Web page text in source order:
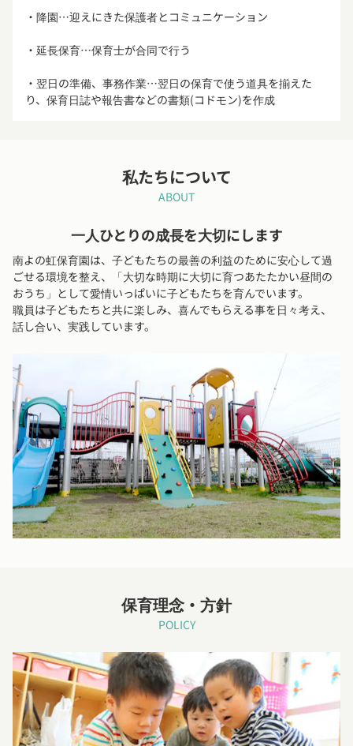
・降園…迎えにきた保護者とコミュニケーション
・延長保育…保育士が合同で行う
・翌日の準備、事務作業…翌日の保育で使う道具を揃えた
り、保育日誌や報告書などの書類(コドモン)を作成
私たちについて
ABOUT
一人ひとりの成長を大切にします
南よの虹保育園は、子どもたちの最善の利益のために安心して過
ごせる環境を整え、「大切な時期に大切に育つあたたかい昼間の
おうち」として愛情いっぱいに子どもたちを育んでいます。
職員は子どもたちと共に楽しみ、喜んでもらえる事を日々考え、
話し合い、実践しています。
保育理念・方針
POLICY